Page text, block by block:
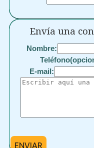
Envía una
Nombre:
E-mail:
ENVIAR